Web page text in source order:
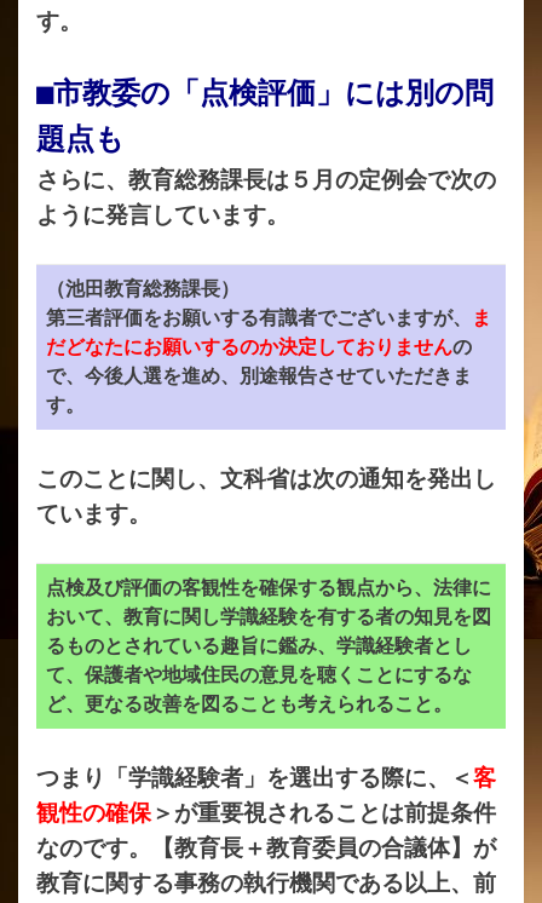
す。
■市教委の「点検評価」には別の問
題点も
さらに、教育総務課長は５月の定例会で次の
ように発言しています。
（池田教育総務課長）
第三者評価をお願いする有識者でございますが、
ま
だどなたにお願いするのか決定しておりませんの
で、今後人選を進め、別途報告させていただきま
す。
このことに関し、文科省は次の通知を発出し
ています。
点検及び評価の客観性を確保する観点から、法律に
おいて、教育に関し学識経験を有する者の知見を図
るものとされている趣旨に鑑み、学識経験者とし
て、保護者や地域住民の意見を聴くことにするな
ど、更なる改善を図ることも考えられること。
つまり「学識経験者」を選出する際に、＜客
観性の確保＞が重要視されることは前提条件
なのです。【教育長＋教育委員の合議体】が
教育に関する事務の執行機関である以上、前